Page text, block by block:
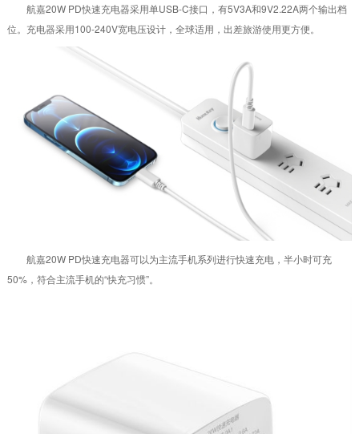
航嘉20W PD快速充电器采用单USB-C接口，有5V3A和9V2.22A两个输出档
位。充电器采用100-240V宽电压设计，全球适用，出差旅游使用更方便。
航嘉20W PD快速充电器可以为主流手机系列进行快速充电，半小时可充
50%，符合主流手机的“快充习惯”。